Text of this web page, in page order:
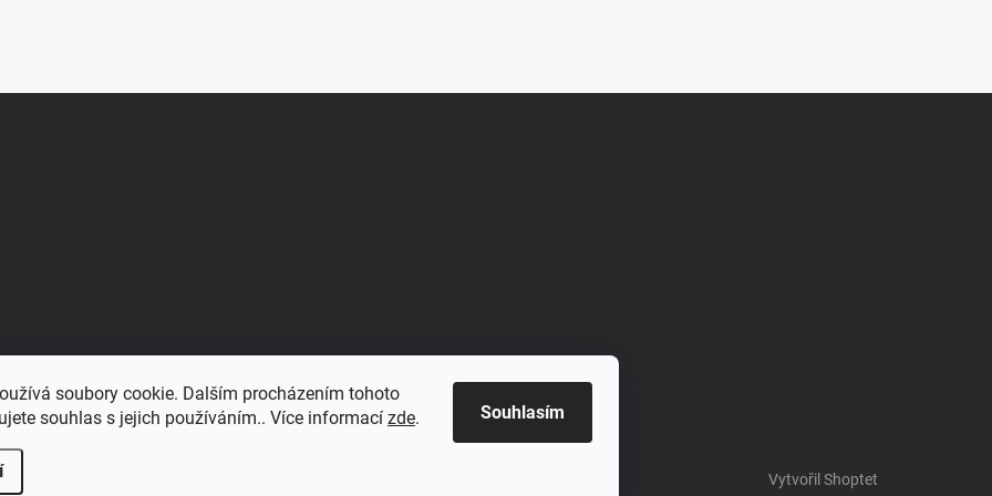
soubory cookie. Dalším procházením tohoto
souhlas s jejich používáním.. Více informací zde. Souhlasím
Vytvořil Shoptet